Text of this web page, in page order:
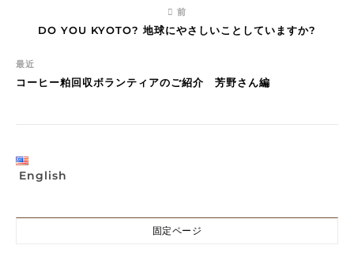
前
DO YOU KYOTO? 地球にやさしいことしていますか?
最近
コーヒー粕回収ボランティアのご紹介 芳野さん編
English
固定ページ